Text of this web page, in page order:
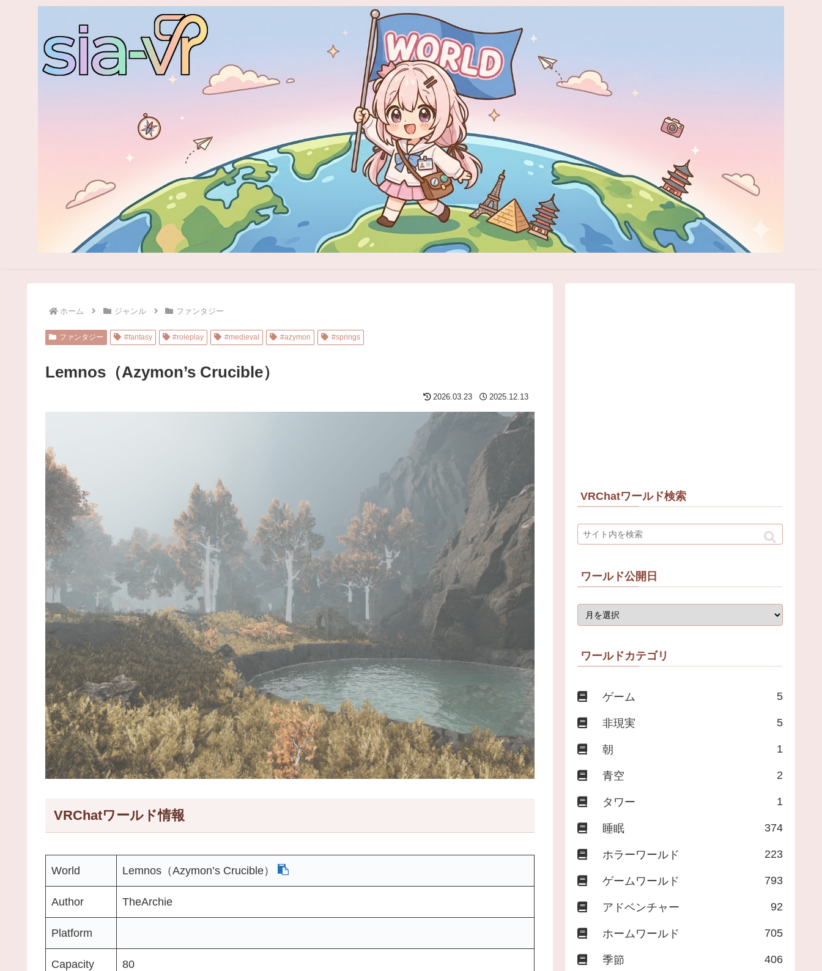
ホーム ジャンル ファンタジー
ファンタジー #fantasy #roleplay #medieval #azymon #springs
Lemnos（Azymon’s Crucible）
2026.03.23 2025.12.13
VRChatワールド情報
World Lemnos（Azymon’s Crucible）
Author TheArchie
Platform
Capacity 80
VRChatワールド検索
ワールド公開日
ワールドカテゴリ
ゲーム 5
非現実 5
朝 1
青空 2
タワー 1
睡眠 374
ホラーワールド 223
ゲームワールド 793
アドベンチャー 92
ホームワールド 705
季節 406